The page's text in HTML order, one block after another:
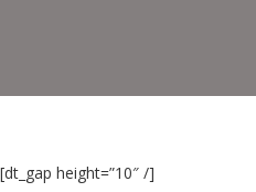
[dt_gap height=”10″ /]